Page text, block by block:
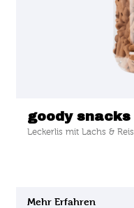
goody snacks
Leckerlis mit Lachs & Reis
Mehr Erfahren